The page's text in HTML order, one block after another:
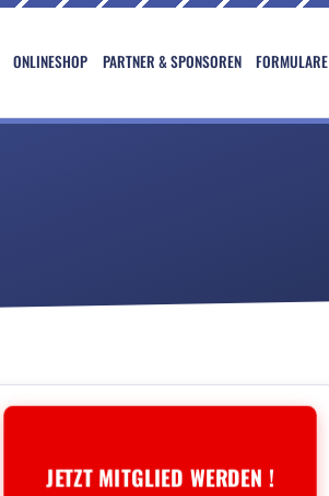
ONLINESHOP PARTNER & SPONSOREN FORMULARE
JETZT MITGLIED WERDEN !